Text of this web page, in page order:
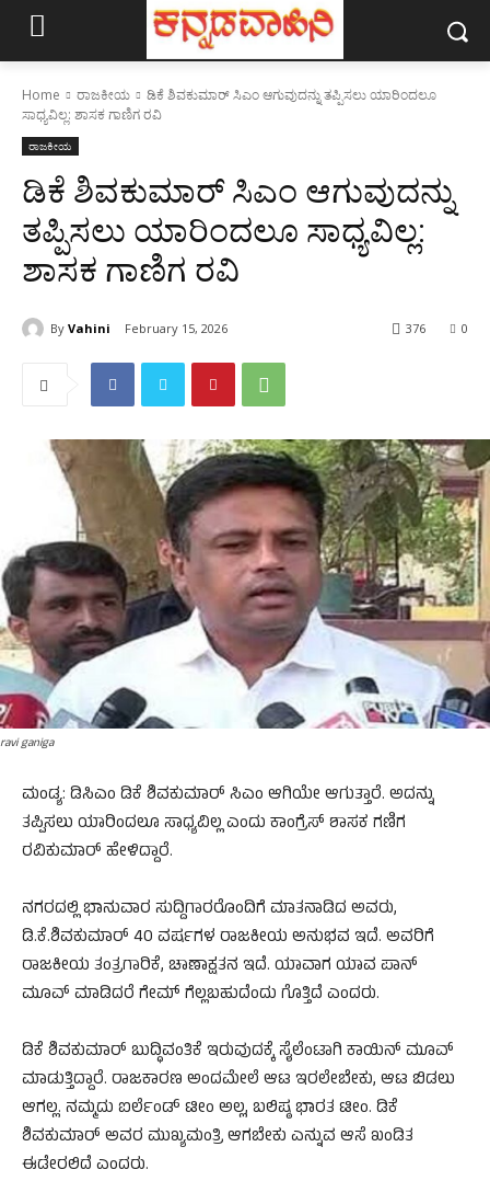
Home ರಾಜಕೀಯ
ಡಿಕೆ ಶಿವಕುಮಾರ್ ಸಿಎಂ ಆಗುವುದನ್ನು ತಪ್ಪಿಸಲು ಯಾರಿಂದಲೂ
ಸಾಧ್ಯವಿಲ್ಲ: ಶಾಸಕ ಗಾಣಿಗ ರವಿ
ರಾಜಕೀಯ
ಡಿಕೆ ಶಿವಕುಮಾರ್ ಸಿಎಂ ಆಗುವುದನ್ನು
ತಪ್ಪಿಸಲು ಯಾರಿಂದಲೂ ಸಾಧ್ಯವಿಲ್ಲ:
ಶಾಸಕ ಗಾಣಿಗ ರವಿ
By Vahini February 15, 2026 0
376
ravi ganiga
ಮಂಡ್ಯ: ಡಿಸಿಎಂ ಡಿಕೆ ಶಿವಕುಮಾರ್ ಸಿಎಂ ಆಗಿಯೇ ಆಗುತ್ತಾರೆ. ಅದನ್ನು
ತಪ್ಪಿಸಲು ಯಾರಿಂದಲೂ ಸಾಧ್ಯವಿಲ್ಲ ಎಂದು ಕಾಂಗ್ರೆಸ್ ಶಾಸಕ ಗಣಿಗ
ರವಿಕುಮಾರ್ ಹೇಳಿದ್ದಾರೆ.
ನಗರದಲ್ಲಿ ಭಾನುವಾರ ಸುದ್ದಿಗಾರರೊಂದಿಗೆ ಮಾತನಾಡಿದ ಅವರು,
ಡಿ.ಕೆ.ಶಿವಕುಮಾರ್​ 40 ವರ್ಷಗಳ ರಾಜಕೀಯ ಅನುಭವ ಇದೆ. ಅವರಿಗೆ
ರಾಜಕೀಯ ತಂತ್ರಗಾರಿಕೆ, ‌ಚಾಣಾಕ್ಷತನ ಇದೆ. ಯಾವಾಗ ಯಾವ ಪಾನ್
ಮೂವ್​ ಮಾಡಿದರೆ ಗೇಮ್ ಗೆಲ್ಲಬಹುದೆಂದು ಗೊತ್ತಿದೆ ಎಂದರು.
ಡಿಕೆ ಶಿವಕುಮಾರ್ ಬುದ್ಧಿವಂತಿಕೆ ಇರುವುದಕ್ಕೆ ಸೈಲೆಂಟಾಗಿ ಕಾಯಿನ್ ಮೂವ್
ಮಾಡುತ್ತಿದ್ದಾರೆ. ರಾಜಕಾರಣ ಅಂದಮೇಲೆ ಆಟ ಇರಲೇಬೇಕು, ಆಟ ಬಿಡಲು
ಆಗಲ್ಲ. ನಮ್ಮದು ಐರ್ಲೆಂಡ್ ಟೀಂ ಅಲ್ಲ, ಬಲಿಷ್ಠ ಭಾರತ ಟೀಂ. ಡಿಕೆ
ಶಿವಕುಮಾರ್ ಅವರ ಮುಖ್ಯಮಂತ್ರಿ ಆಗಬೇಕು ಎನ್ನುವ ಆಸೆ ಖಂಡಿತ
ಈಡೇರಲಿದೆ ಎಂದರು.